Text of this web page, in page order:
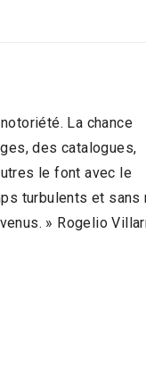
La chance
des catalogues,
le font avec le
turbulents et sans
» Rogelio